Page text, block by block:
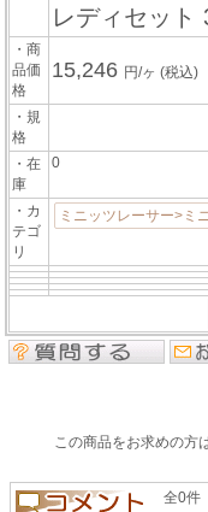
レディセット
・商
品価
格
15,246 円/ヶ(税込)
・規
格
・在
庫
0
・カ
テゴ
リ
ミニッツレーサー>ミ
この商品をお求めの方
全0件